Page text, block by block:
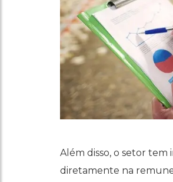
Além disso, o setor tem
diretamente na